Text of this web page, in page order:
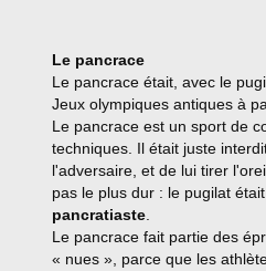
Le pancrace
Le pancrace était, avec le
Jeux olympiques antiques à
Le pancrace est un sport de
techniques. Il était juste
l'adversaire, et de lui tirer
pas le plus dur : le pugilat
pancratiaste
Le pancrace fait partie des
« nues », parce que les